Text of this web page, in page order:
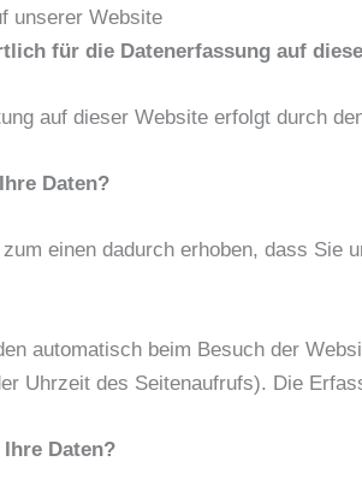
unserer Website
für die Datenerfassung auf
auf dieser Website erfolgt durch
Daten?
einen dadurch erhoben, dass
automatisch beim Besuch der
Uhrzeit des Seitenaufrufs). Die
Daten?